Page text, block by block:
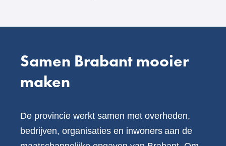
Samen Brabant mooier
maken
De provincie werkt samen met overheden,
bedrijven, organisaties en inwoners aan de